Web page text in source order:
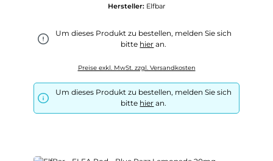
Hersteller: Elfbar
Um dieses Produkt zu bestellen, melden Sie sich
bitte hier an.
Preise exkl. MwSt. zzgl. Versandkosten
Um dieses Produkt zu bestellen, melden Sie sich
bitte hier an.